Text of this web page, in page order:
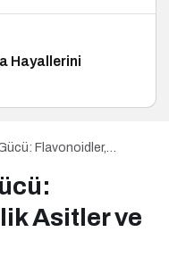
Hayallerini
Flavonoidler,
Asitler ve